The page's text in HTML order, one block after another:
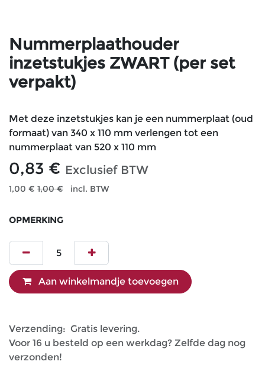
Nummerplaathouder
inzetstukjes ZWART (per set
verpakt)
Met deze inzetstukjes kan je een nummerplaat (oud
formaat) van 340 x 110 mm verlengen tot een
nummerplaat van 520 x 110 mm
0,83 € Exclusief BTW
1,00 € 1,00€ incl. BTW
OPMERKING
Aan winkelmandje toevoegen
Verzending: Gratis levering.
Voor 16 u besteld op een werkdag? Zelfde dag nog
verzonden!